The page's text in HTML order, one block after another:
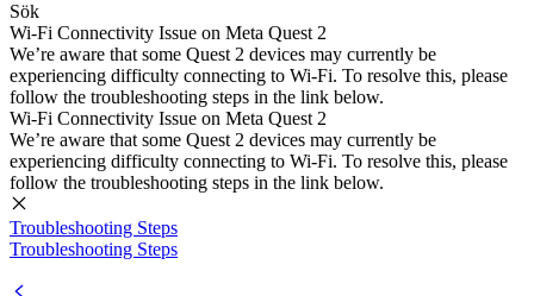
Sök
Wi-Fi Connectivity Issue on Meta Quest 2
We’re aware that some Quest 2 devices may currently be
experiencing difficulty connecting to Wi-Fi. To resolve this, please
follow the troubleshooting steps in the link below.
Wi-Fi Connectivity Issue on Meta Quest 2
We’re aware that some Quest 2 devices may currently be
experiencing difficulty connecting to Wi-Fi. To resolve this, please
follow the troubleshooting steps in the link below.
Troubleshooting Steps
Troubleshooting Steps